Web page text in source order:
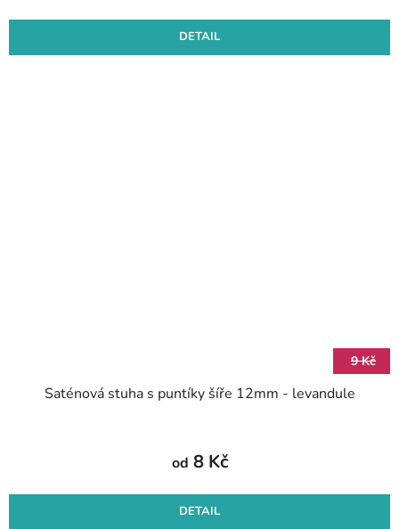
DETAIL
9 Kč
Saténová stuha s puntíky šíře 12mm - levandule
od 8 Kč
DETAIL